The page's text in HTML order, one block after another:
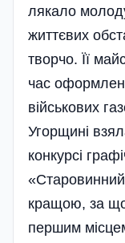
лякало
життєвих
творчо. Її
час
військових
Угорщині
конкурсі
кращою, за
першим